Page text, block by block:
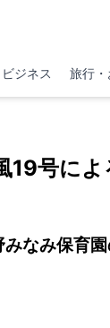
ジネス 旅行
19号に
なみ保育